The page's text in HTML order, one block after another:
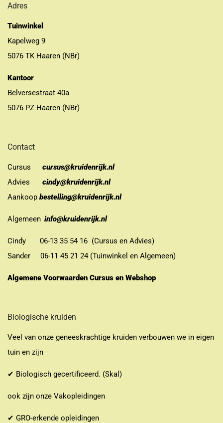
Adres
Tuinwinkel
Kapelweg 9
5076 TK Haaren (NBr)
Kantoor
Belversestraat 40a
5076 PZ Haaren (NBr)
Contact
Cursus
cursus@kruidenrijk.nl
Advies
cindy@kruidenrijk.nl
Aankoop bestelling@kruidenrijk.nl
Algemeen info@kruidenrijk.nl
Cindy 06-13 35 54 16 (Cursus en Advies)
Sander 06-11 45 21 24 (Tuinwinkel en Algemeen)
Algemene Voorwaarden Cursus en Webshop
Biologische kruiden
Veel van onze geneeskrachtige kruiden verbouwen we in eigen
tuin en zijn
✔ Biologisch gecertificeerd. (Skal)
ook zijn onze Vakopleidingen
✔ GRO-erkende opleidingen